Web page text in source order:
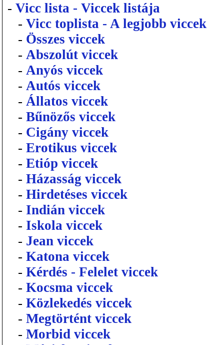
- Vicc lista - Viccek listája
- Vicc toplista - A legjobb viccek
- Összes viccek
- Abszolút viccek
- Anyós viccek
- Autós viccek
- Állatos viccek
- Bűnözős viccek
- Cigány viccek
- Erotikus viccek
- Etióp viccek
- Házasság viccek
- Hirdetéses viccek
- Indián viccek
- Iskola viccek
- Jean viccek
- Katona viccek
- Kérdés - Felelet viccek
- Kocsma viccek
- Közlekedés viccek
- Megtörtént viccek
- Morbid viccek